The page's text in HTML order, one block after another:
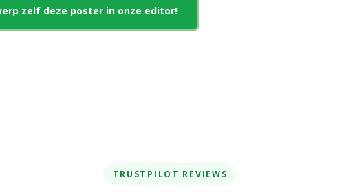
zelf deze poster in onze editor!
TRUSTPILOT REVIEWS